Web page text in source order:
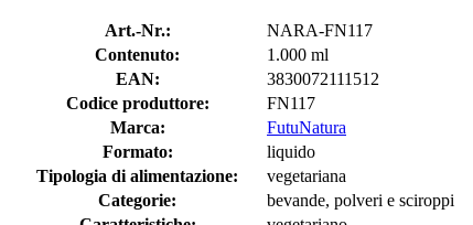
Art.-Nr.:
NARA-FN117
Contenuto:
1.000 ml
EAN:
3830072111512
Codice produttore:
FN117
Marca:
FutuNatura
Formato:
liquido
Tipologia di alimentazione:
vegetariana
Categorie:
bevande, polveri e sciroppi